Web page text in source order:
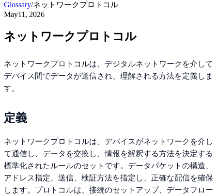
Glossary/ネットワークプロトコル
May11, 2026
ネットワークプロトコル
ネットワークプロトコルは、デジタルネットワークを介して
デバイス間でデータが送信され、理解される方法を定義しま
す。
定義
ネットワークプロトコルは、デバイスがネットワークを介し
て通信し、データを交換し、情報を解釈する方法を決定する
標準化されたルールのセットです。データパケットの構造、
アドレス指定、送信、検証方法を指定し、正確な配信を確保
します。プロトコルは、接続のセットアップ、データフロー